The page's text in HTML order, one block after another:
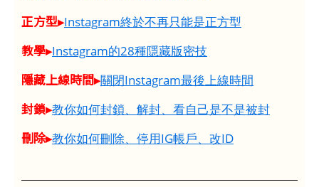
正方型▸Instagram終於不再只能是正方型
教學▸Instagram的28種隱藏版密技
隱藏上線時間▸關閉Instagram最後上線時間
封鎖▸教你如何封鎖、解封、看自己是不是被封
刪除▸教你如何刪除、停用IG帳戶、改ID